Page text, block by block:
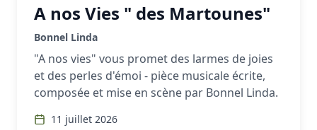
A nos Vies " des Martounes"
Bonnel Linda
"A nos vies" vous promet des larmes de joies
et des perles d'émoi - pièce musicale écrite,
composée et mise en scène par Bonnel Linda.
11 juillet 2026